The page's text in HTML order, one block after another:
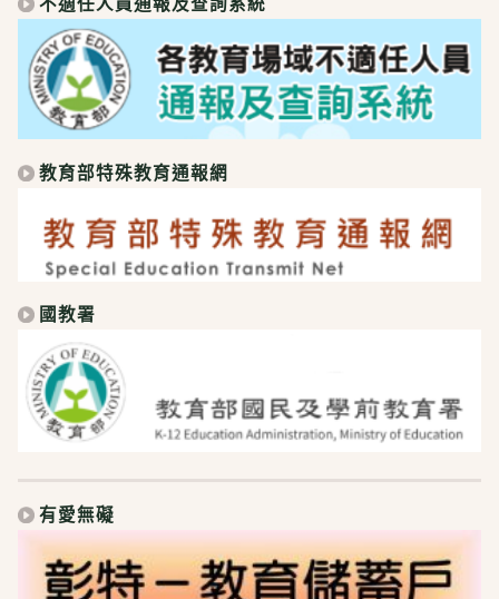
教育部特殊教育通報網
國教署
有愛無礙